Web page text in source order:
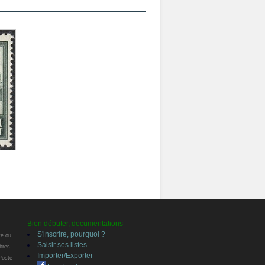
ou
Bien débuter, documentations
S'inscrire, pourquoi ?
Saisir ses listes
Importer/Exporter